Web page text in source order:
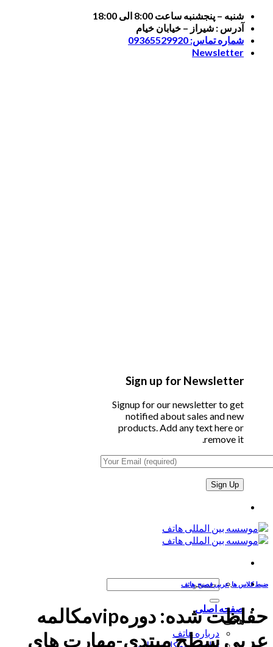
Skip
content
شنبه – پنجشنبه ساعت 8:00 الی 18:00
آدرس : شیراز – خیابان خیام
شماره تماس: 09365529920
Newsletter
Sign up for Newsletter
Signup for our newsletter to get
notified about sales and new
products. Add any text here or
remove it.
جستجو
صفحه اصلی
هاتف
درباره هاتف
ضبط کلاس ها ,عربی فصیح,هاتف
حفاظت شده: دورهvipمکالمه
عربی سطح مبتدی-مهارت های